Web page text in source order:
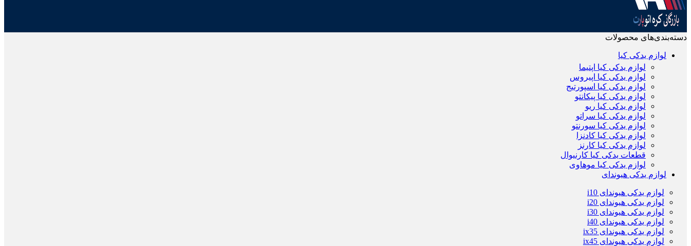
دسته‌بندی‌های محصولات
لوازم یدکی کیا
لوازم یدکی کیا اپتیما
لوازم یدکی کیا اپیروس
لوازم یدکی کیا اسپورتیج
لوازم یدکی کیا پیکانتو
لوازم یدکی کیا ریو
لوازم یدکی کیا سراتو
لوازم یدکی کیا سورنتو
لوازم یدکی کیا کادنزا
لوازم یدکی کیا کارنز
قطعات یدکی کیا کارنیوال
لوازم یدکی کیا موهاوی
لوازم یدکی هیوندای
لوازم یدکی هیوندای i10
لوازم یدکی هیوندای i20
لوازم یدکی هیوندای i30
لوازم یدکی هیوندای i40
لوازم یدکی هیوندای ix35
لوازم یدکی هیوندای ix45